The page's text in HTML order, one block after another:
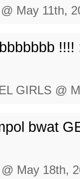
May 11th,
!!!!
GIRLS @
bwat
May 18th,